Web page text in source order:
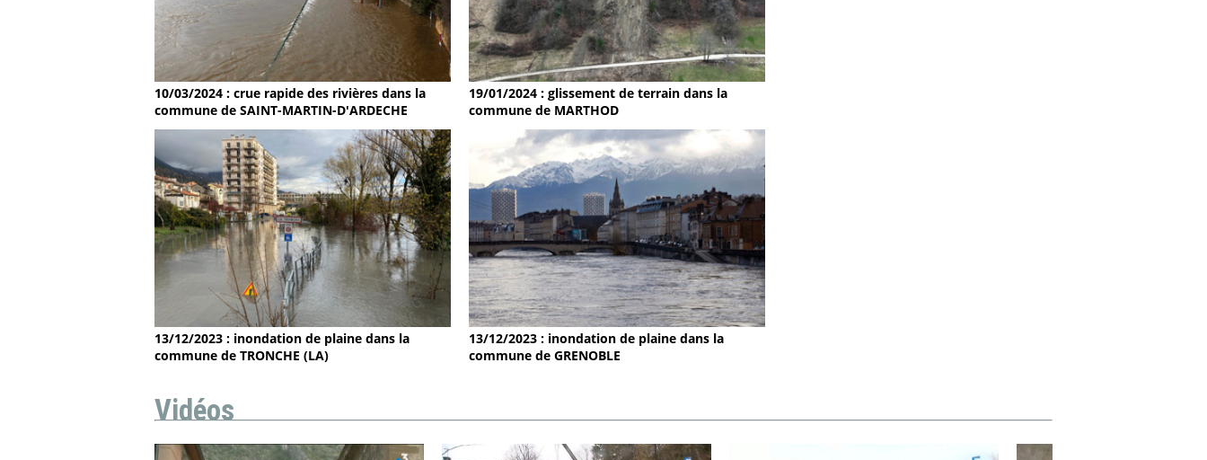
10/03/2024 : crue rapide des rivières dans la
commune de SAINT-MARTIN-D'ARDECHE
19/01/2024 : glissement de terrain dans la
commune de MARTHOD
13/12/2023 : inondation de plaine dans la
commune de TRONCHE (LA)
13/12/2023 : inondation de plaine dans la
commune de GRENOBLE
Vidéos